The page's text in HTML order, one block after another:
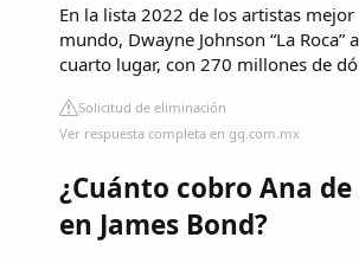
En la lista 2022 de los artistas
mundo, Dwayne Johnson “La Roca”
cuarto lugar, con 270 millones de
Solicitud de eliminación
Ver respuesta completa en gq.com.mx
¿Cuánto cobro Ana
en James Bond?